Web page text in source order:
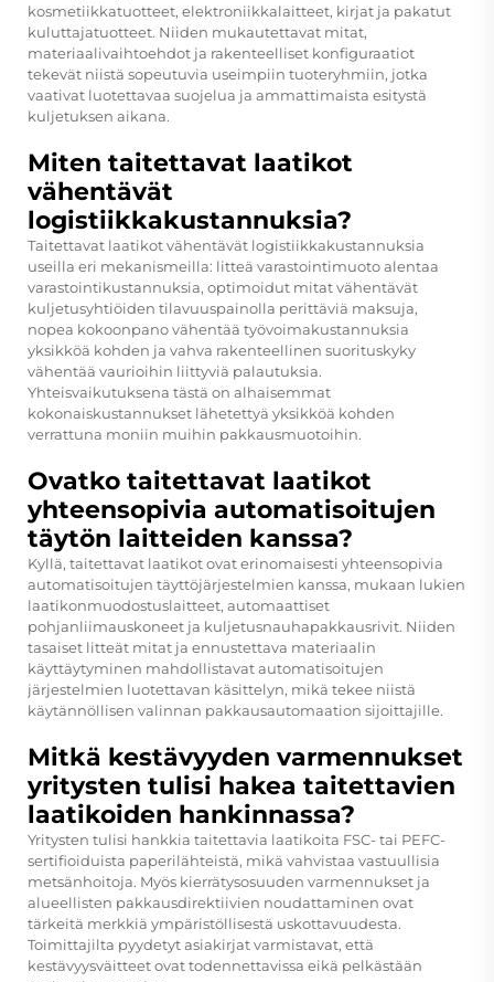
kosmetiikkatuotteet, elektroniikkalaitteet, kirjat ja pakatut
kuluttajatuotteet. Niiden mukautettavat mitat,
materiaalivaihtoehdot ja rakenteelliset konfiguraatiot
tekevät niistä sopeutuvia useimpiin tuoteryhmiin, jotka
vaativat luotettavaa suojelua ja ammattimaista esitystä
kuljetuksen aikana.
Miten taitettavat laatikot
vähentävät
logistiikkakustannuksia?
Taitettavat laatikot vähentävät logistiikkakustannuksia
useilla eri mekanismeilla: litteä varastointimuoto alentaa
varastointikustannuksia, optimoidut mitat vähentävät
kuljetusyhtiöiden tilavuuspainolla perittäviä maksuja,
nopea kokoonpano vähentää työvoimakustannuksia
yksikköä kohden ja vahva rakenteellinen suorituskyky
vähentää vaurioihin liittyviä palautuksia.
Yhteisvaikutuksena tästä on alhaisemmat
kokonaiskustannukset lähetettyä yksikköä kohden
verrattuna moniin muihin pakkausmuotoihin.
Ovatko taitettavat laatikot
yhteensopivia automatisoitujen
täytön laitteiden kanssa?
Kyllä, taitettavat laatikot ovat erinomaisesti yhteensopivia
automatisoitujen täyttöjärjestelmien kanssa, mukaan lukien
laatikonmuodostuslaitteet, automaattiset
pohjanliimauskoneet ja kuljetusnauhapakkausrivit. Niiden
tasaiset litteät mitat ja ennustettava materiaalin
käyttäytyminen mahdollistavat automatisoitujen
järjestelmien luotettavan käsittelyn, mikä tekee niistä
käytännöllisen valinnan pakkausautomaation sijoittajille.
Mitkä kestävyyden varmennukset
yritysten tulisi hakea taitettavien
laatikoiden hankinnassa?
Yritysten tulisi hankkia taitettavia laatikoita FSC- tai PEFC-
sertifioiduista paperilähteistä, mikä vahvistaa vastuullisia
metsänhoitoja. Myös kierrätysosuuden varmennukset ja
alueellisten pakkausdirektiivien noudattaminen ovat
tärkeitä merkkiä ympäristöllisestä uskottavuudesta.
Toimittajilta pyydetyt asiakirjat varmistavat, että
kestävyysväitteet ovat todennettavissa eikä pelkästään